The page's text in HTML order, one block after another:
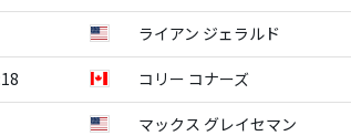
ライアン ジェラルド
コリー コナーズ
マックス グレイセマン